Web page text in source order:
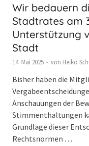
Wir bedauern
Stadtrates am
Unterstützung
Stadt
14. Mai 2025 - von Heiko
Bisher haben die
Anschauungen der
Stimmenthaltungen
Grundlage dieser
Rechtsnormen …